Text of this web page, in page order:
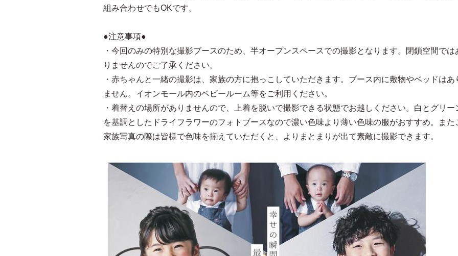
組み合わせでもOKです。
●注意事項●
・今回のみの特別な撮影ブースのため、半オープンスペースでの撮影となります。閉鎖空間では
りませんのでご了承ください。
・赤ちゃんと一緒の撮影は、家族の方に抱っこしていただきます。ブース内に敷物やベッドはあ
ません。イオンモール内のベビールーム等をご利用ください。
・着替えの場所がありませんので、上着を脱いで撮影できる状態でお越しください。白とグリー
を基調としたドライフラワーのフォトブースなので濃い色味より薄い色味の服がおすすめ。また
家族写真の際は皆様で色味を揃えていただくと、よりまとまりが出て素敵に撮影できます。